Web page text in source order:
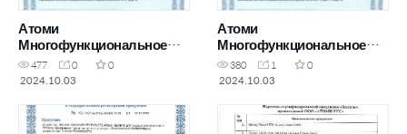
Атоми
Многофункциональное
чистящее средство для
кухни
477 0
0
2024.10.03
Атоми
Многофункциональное
чистящее средство для
ванной комнаты
380 1
0
2024.10.03